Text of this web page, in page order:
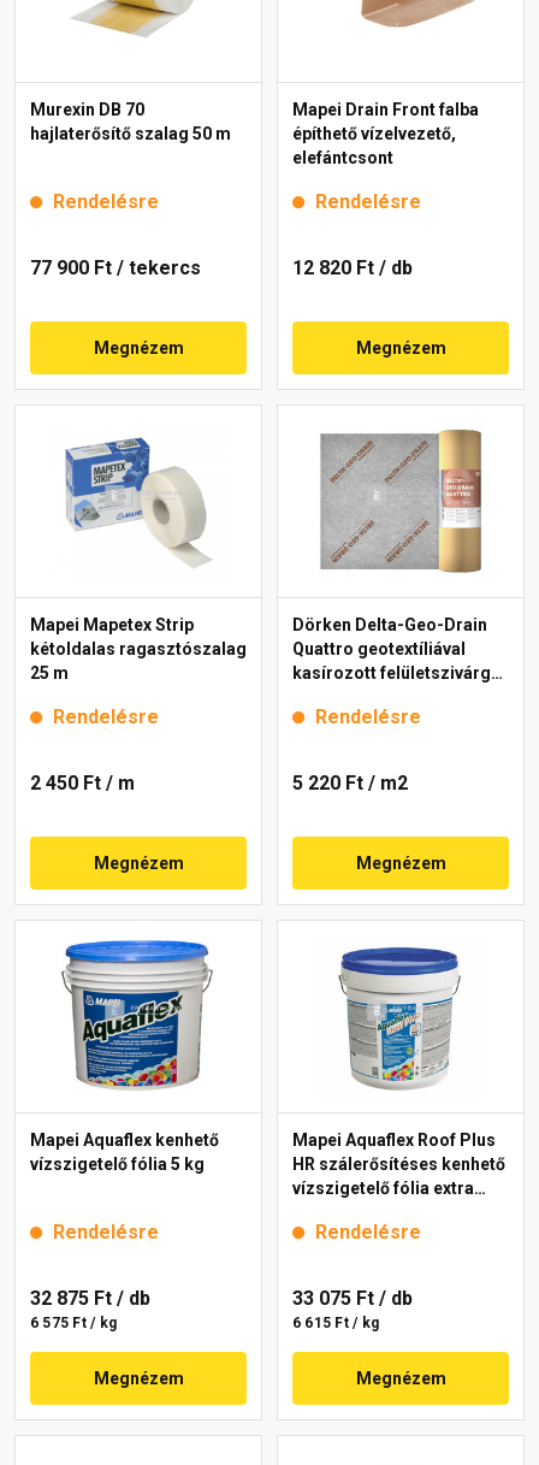
Murexin DB 70
hajlaterősítő szalag 50 m
Rendelésre
77 900 Ft / tekercs
Megnézem
Mapei Drain Front falba
építhető vízelvezető,
elefántcsont
Rendelésre
12 820 Ft / db
Megnézem
Mapei Mapetex Strip
kétoldalas ragasztószalag
25 m
Rendelésre
2 450 Ft / m
Megnézem
Dörken Delta-Geo-Drain
Quattro geotextíliával
kasírozott felületszivárgó
Rendelésre
5 220 Ft / m2
Megnézem
Mapei Aquaflex kenhető
vízszigetelő fólia 5 kg
Rendelésre
32 875 Ft / db
6 575 Ft / kg
Megnézem
Mapei Aquaflex Roof Plus
HR szálerősítéses kenhető
vízszigetelő fólia extra
Rendelésre
33 075 Ft / db
6 615 Ft / kg
Megnézem